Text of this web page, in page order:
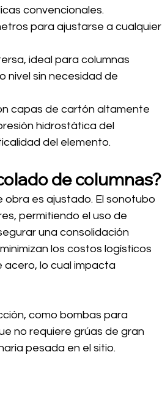
convencionales.
para ajustarse a cualquier
ideal para columnas
nivel sin necesidad de
capas de cartón altamente
hidrostática del
del elemento.
de columnas?
es ajustado. El sonotubo
permitiendo el uso de
una consolidación
los costos logísticos
lo cual impacta
como bombas para
no requiere grúas de gran
pesada en el sitio.